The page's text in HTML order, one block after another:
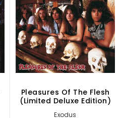
Pleasures Of The Flesh
(Limited Deluxe Edition)
Exodus